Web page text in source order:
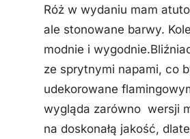
Róż w wydaniu mam
ale stonowane barwy.
modnie i
ze sprytnymi napami, co
udekorowane
wygląda zarówno wersji
na doskonałą jakość,